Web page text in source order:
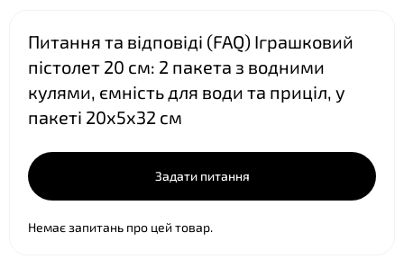
Питання та відповіді (FAQ) Іграшковий
пістолет 20 см: 2 пакета з водними
кулями, ємність для води та приціл, у
пакеті 20х5х32 см
Задати питання
Немає запитань про цей товар.